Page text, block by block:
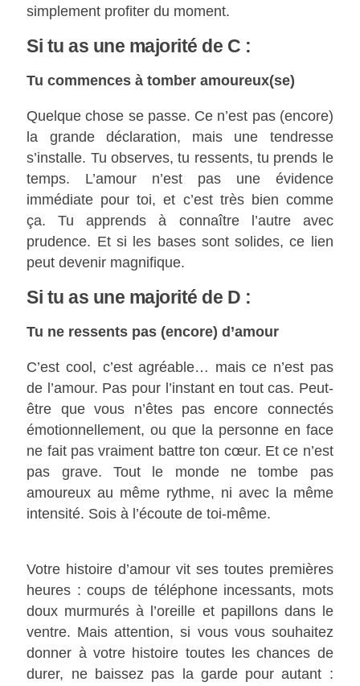
simplement profiter du moment.
Si tu as une majorité de C :
Tu commences à tomber amoureux(se)
Quelque chose se passe. Ce n’est pas (encore)
la grande déclaration, mais une tendresse
s’installe. Tu observes, tu ressents, tu prends le
temps. L’amour n’est pas une évidence
immédiate pour toi, et c’est très bien comme
ça. Tu apprends à connaître l’autre avec
prudence. Et si les bases sont solides, ce lien
peut devenir magnifique.
Si tu as une majorité de D :
Tu ne ressents pas (encore) d’amour
C’est cool, c’est agréable… mais ce n’est pas
de l’amour. Pas pour l’instant en tout cas. Peut-
être que vous n’êtes pas encore connectés
émotionnellement, ou que la personne en face
ne fait pas vraiment battre ton cœur. Et ce n’est
pas grave. Tout le monde ne tombe pas
amoureux au même rythme, ni avec la même
intensité. Sois à l’écoute de toi-même.
Votre histoire d’amour vit ses toutes premières
heures : coups de téléphone incessants, mots
doux murmurés à l’oreille et papillons dans le
ventre. Mais attention, si vous vous souhaitez
donner à votre histoire toutes les chances de
durer, ne baissez pas la garde pour autant :